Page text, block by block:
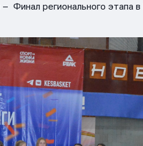
Финал регионального этапа